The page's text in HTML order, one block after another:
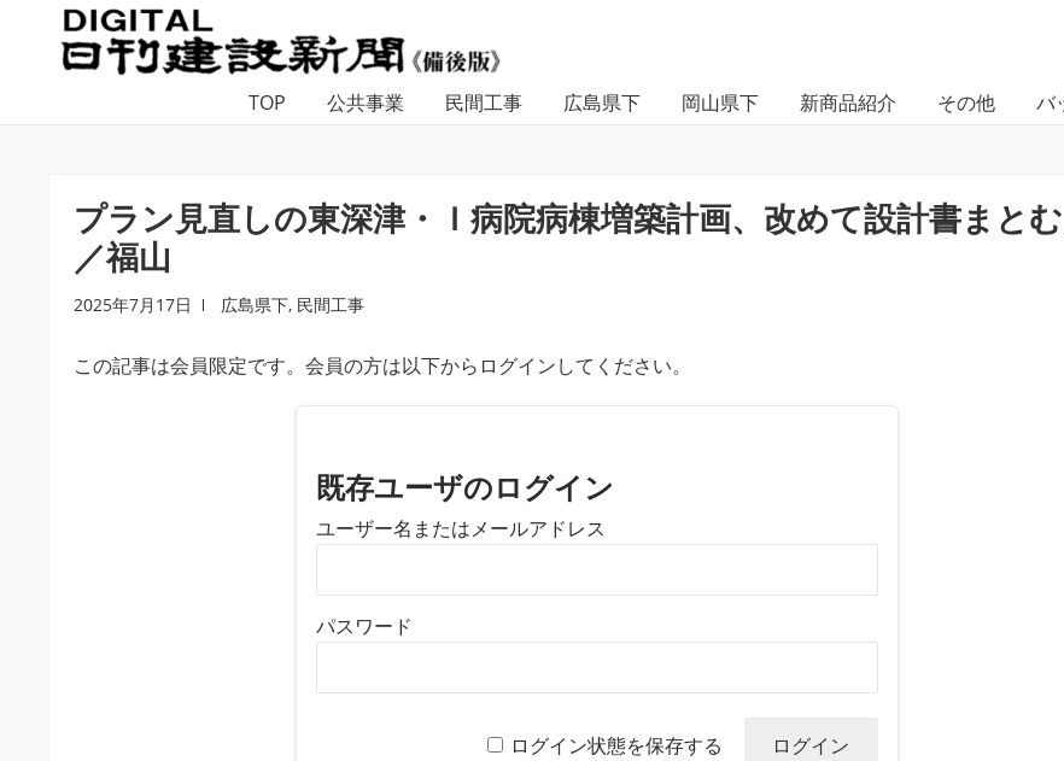
ナ
ビ
ゲ
コ
ン
テ
TOP 公共事業 民間工事 広島県下 岡山県下 新商品紹介 その他 バ
プラン見直しの東深津・Ｉ病院病棟増築計画、改めて設計書まと
／福山
2025年7月17日 広島県下, 民間工事
この記事は会員限定です。会員の方は以下からログインしてください。
既存ユーザのログイン
ユーザー名またはメールアドレス
パスワード
ログイン状態を保存する